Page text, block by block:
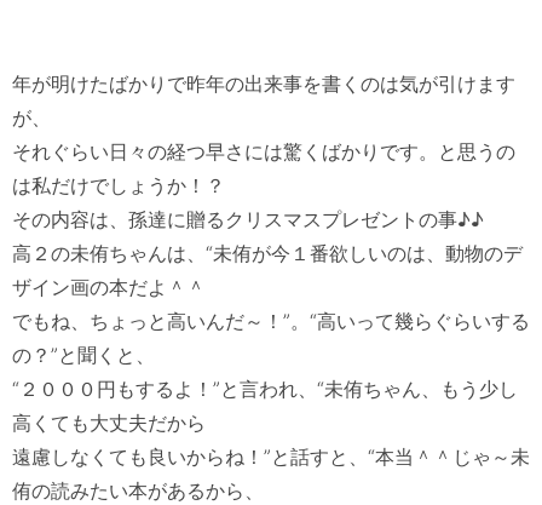
年が明けたばかりで昨年の出来事を書くのは気が引けます
が、
それぐらい日々の経つ早さには驚くばかりです。と思うの
は私だけでしょうか！？
その内容は、孫達に贈るクリスマスプレゼントの事♪♪
高２の未侑ちゃんは、“未侑が今１番欲しいのは、動物のデ
ザイン画の本だよ＾＾
でもね、ちょっと高いんだ～！”。“高いって幾らぐらいする
の？”と聞くと、
“２０００円もするよ！”と言われ、“未侑ちゃん、もう少し
高くても大丈夫だから
遠慮しなくても良いからね！”と話すと、“本当＾＾じゃ～未
侑の読みたい本があるから、